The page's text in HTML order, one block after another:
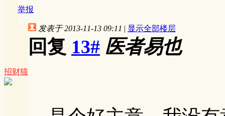
举报
招财猫
发表于 2013-11-13 09:11 | 显示全部楼层
回复 13# 医者易也